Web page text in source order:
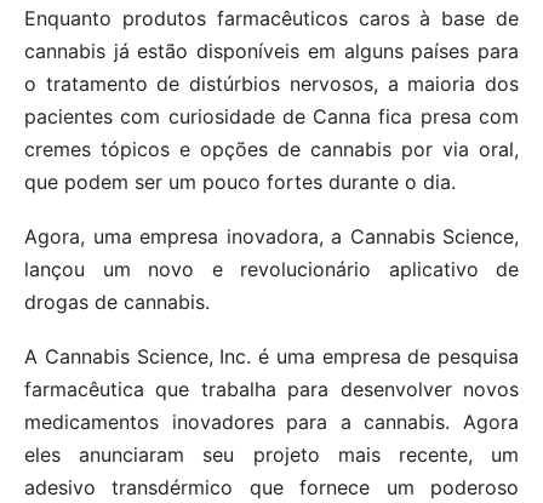
Enquanto produtos farmacêuticos caros à base de
cannabis já estão disponíveis em alguns países para
o tratamento de distúrbios nervosos, a maioria dos
pacientes com curiosidade de Canna fica presa com
cremes tópicos e opções de cannabis por via oral,
que podem ser um pouco fortes durante o dia.
Agora, uma empresa inovadora, a Cannabis Science,
lançou um novo e revolucionário aplicativo de
drogas de cannabis.
A Cannabis Science, Inc. é uma empresa de pesquisa
farmacêutica que trabalha para desenvolver novos
medicamentos inovadores para a cannabis. Agora
eles anunciaram seu projeto mais recente, um
adesivo transdérmico que fornece um poderoso